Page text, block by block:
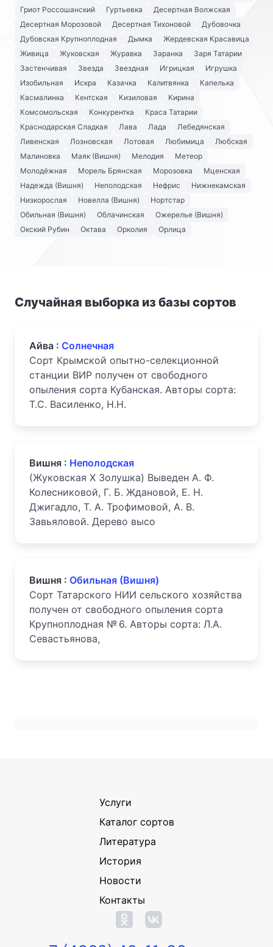
Гриот Россошанский
Гуртьевка
Десертная Волжская
Десертная Морозовой
Десертная Тихоновой
Дубовочка
Дубовская Крупноплодная
Дымка
Жердевская Красавица
Живица
Жуковская Журавка Заранка
Заря Татарии
Застенчивая
Звезда Звездная Игрицкая
Игрушка
Изобильная
Искра Казачка Калитвянка
Капелька
Касмалинка
Кентская Кизиловая
Кирина
Комсомольская
Конкурентка
Краса Татарии
Краснодарская Сладкая
Лава Лада
Лебедянская
Ливенская
Лозновская Лотовая Любимица
Любская
Малиновка
Маяк (Вишня) Мелодия
Метеор
Молодёжная
Морель Брянская Морозовка
Мценская
Надежда (Вишня)
Неполодская Нефрис
Нижнекамская
Низкорослая
Новелла (Вишня)
Нортстар
Обильная (Вишня)
Облачинская
Ожерелье (Вишня)
Окский Рубин
Октава Орколия Орлица
Случайная выборка из базы сортов
Айва : Солнечная
Сорт Крымской опытно-селекционной
станции ВИР получен от свободного
опыления сорта Кубанская. Авторы сорта:
Т.С. Василенко, Н.Н.
Вишня : Неполодская
(Жуковская X Золушка) Выведен А. Ф.
Колесниковой, Г. Б. Ждановой, Е. Н.
Джигадло, Т. А. Трофимовой, А. В.
Завьяловой. Дерево высо
Вишня : Обильная (Вишня)
Сорт Татарского НИИ сельского хозяйства
получен от свободного опыления сорта
Крупноплодная № 6. Авторы сорта: Л.А.
Севастьянова,
Услуги
Каталог сортов
Литература
История
Новости
Контакты